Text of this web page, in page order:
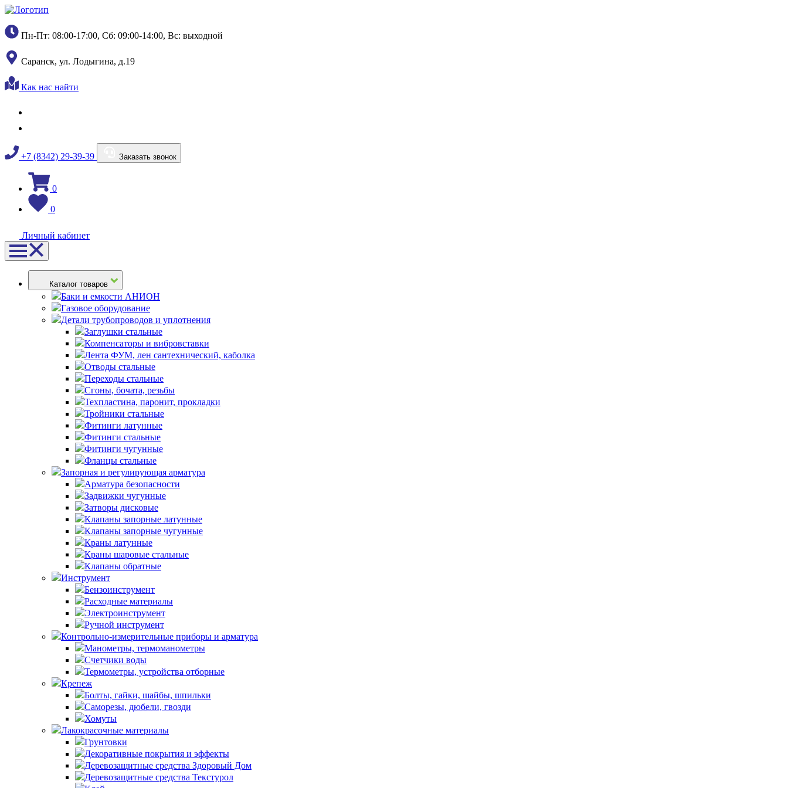
Пн-Пт: 08:00-17:00, Сб: 09:00-14:00, Вс: выходной
Саранск, ул. Лодыгина, д.19
Как нас найти
+7 (8342) 29-39-39 Заказать звонок
0
0
Личный кабинет
Каталог товаров
Баки и емкости АНИОН
Газовое оборудование
Детали трубопроводов и уплотнения
Заглушки стальные
Компенсаторы и вибровставки
Лента ФУМ, лен сантехнический, каболка
Отводы стальные
Переходы стальные
Сгоны, бочата, резьбы
Техпластина, паронит, прокладки
Тройники стальные
Фитинги латунные
Фитинги стальные
Фитинги чугунные
Фланцы стальные
Запорная и регулирующая арматура
Арматура безопасности
Задвижки чугунные
Затворы дисковые
Клапаны запорные латунные
Клапаны запорные чугунные
Краны латунные
Краны шаровые стальные
Клапаны обратные
Инструмент
Бензоинструмент
Расходные материалы
Электроинструмент
Ручной инструмент
Контрольно-измерительные приборы и арматура
Манометры, термоманометры
Счетчики воды
Термометры, устройства отборные
Крепеж
Болты, гайки, шайбы, шпильки
Саморезы, дюбели, гвозди
Хомуты
Лакокрасочные материалы
Грунтовки
Декоративные покрытия и эффекты
Деревозащитные средства Здоровый Дом
Деревозащитные средства Текстурол